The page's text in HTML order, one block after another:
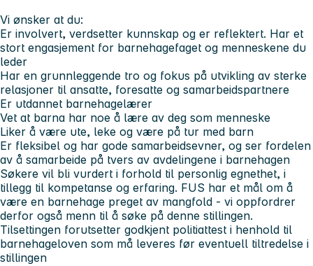
Vi ønsker at du:
Er involvert, verdsetter kunnskap og er reflektert. Har et
stort engasjement for barnehagefaget og menneskene du
leder
Har en grunnleggende tro og fokus på utvikling av sterke
relasjoner til ansatte, foresatte og samarbeidspartnere
Er utdannet barnehagelærer
Vet at barna har noe å lære av deg som menneske
Liker å være ute, leke og være på tur med barn
Er fleksibel og har gode samarbeidsevner, og ser fordelen
av å samarbeide på tvers av avdelingene i barnehagen
Søkere vil bli vurdert i forhold til personlig egnethet, i
tillegg til kompetanse og erfaring. FUS har et mål om å
være en barnehage preget av mangfold - vi oppfordrer
derfor også menn til å søke på denne stillingen.
Tilsettingen forutsetter godkjent politiattest i henhold til
barnehageloven som må leveres før eventuell tiltredelse i
stillingen